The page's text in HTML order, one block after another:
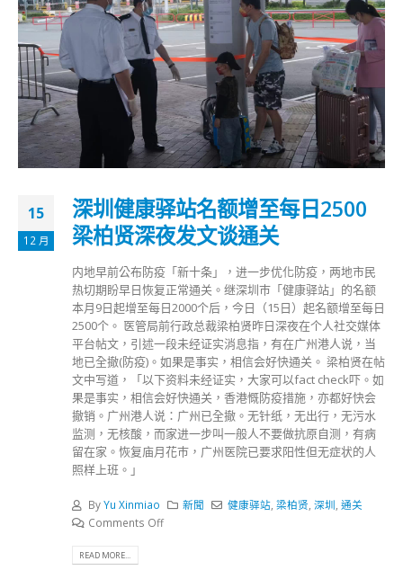
15
12 月
深圳健康驿站名额增至每日2500
梁柏贤深夜发文谈通关
内地早前公布防疫「新十条」，进一步优化防疫，两地市民
热切期盼早日恢复正常通关。继深圳巿「健康驿站」的名额
本月9日起增至每日2000个后，今日（15日）起名额增至每日
2500个。 医管局前行政总裁梁柏贤昨日深夜在个人社交媒体
平台帖文，引述一段未经证实消息指，有在广州港人说，当
地已全撤(防疫)。如果是事实，相信会好快通关。 梁柏贤在帖
文中写道，「以下资料未经证实，大家可以fact check吓。如
果是事实，相信会好快通关，香港慨防疫措施，亦都好快会
撤销。广州港人说：广州已全撤。无针纸，无出行，无污水
监测，无核酸，而家进一步叫一般人不要做抗原自测，有病
留在家。恢复庙月花巿，广州医院已要求阳性但无症状的人
照样上班。」
ByYu Xinmiao 新聞 健康驿站 ,梁柏贤 ,深圳 ,通关
Comments Off
READ MORE...